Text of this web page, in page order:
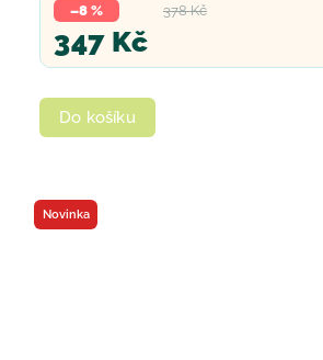
378 Kč
–8 %
347 Kč
Do košíku
Novinka